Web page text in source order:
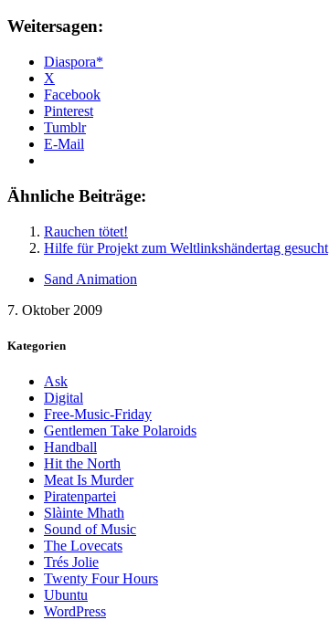
Weitersagen:
Diaspora*
X
Facebook
Pinterest
Tumblr
E-Mail
Ähnliche Beiträge:
Rauchen tötet!
Hilfe für Projekt zum Weltlinkshändertag gesucht
Sand Animation
7. Oktober 2009
Kategorien
Ask
Digital
Free-Music-Friday
Gentlemen Take Polaroids
Handball
Hit the North
Meat Is Murder
Piratenpartei
Slàinte Mhath
Sound of Music
The Lovecats
Trés Jolie
Twenty Four Hours
Ubuntu
WordPress